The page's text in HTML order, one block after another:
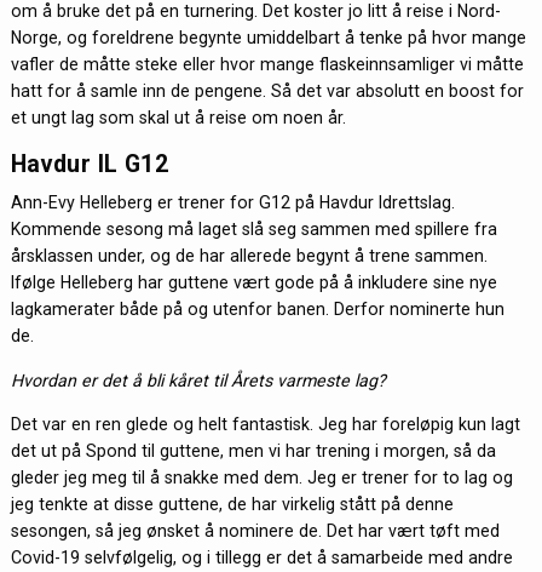
om å bruke det på en turnering. Det koster jo litt å reise i Nord-
Norge, og foreldrene begynte umiddelbart å tenke på hvor mange
vafler de måtte steke eller hvor mange flaskeinnsamliger vi måtte
hatt for å samle inn de pengene. Så det var absolutt en boost for
et ungt lag som skal ut å reise om noen år.
Havdur IL G12
Ann-Evy Helleberg er trener for G12 på Havdur Idrettslag.
Kommende sesong må laget slå seg sammen med spillere fra
årsklassen under, og de har allerede begynt å trene sammen.
Ifølge Helleberg har guttene vært gode på å inkludere sine nye
lagkamerater både på og utenfor banen. Derfor nominerte hun
de.
Hvordan er det å bli kåret til Årets varmeste lag?
Det var en ren glede og helt fantastisk. Jeg har foreløpig kun lagt
det ut på Spond til guttene, men vi har trening i morgen, så da
gleder jeg meg til å snakke med dem. Jeg er trener for to lag og
jeg tenkte at disse guttene, de har virkelig stått på denne
sesongen, så jeg ønsket å nominere de. Det har vært tøft med
Covid-19 selvfølgelig, og i tillegg er det å samarbeide med andre